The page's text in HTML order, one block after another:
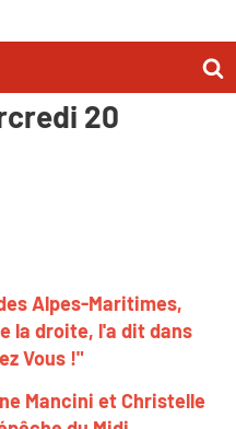
"Bonjour
20
Alpes-Maritimes,
la droite, l'a dit dans
Vous !"
Mancini et Christelle